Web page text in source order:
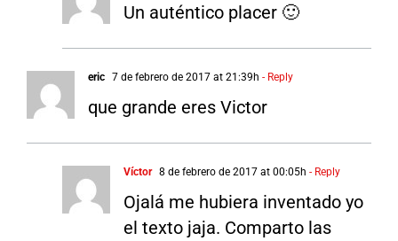
Un auténtico placer 🙂
eric 7 de febrero de 2017 at 21:39h - Reply
que grande eres Victor
Víctor 8 de febrero de 2017 at 00:05h - Reply
Ojalá me hubiera inventado yo
el texto jaja. Comparto las